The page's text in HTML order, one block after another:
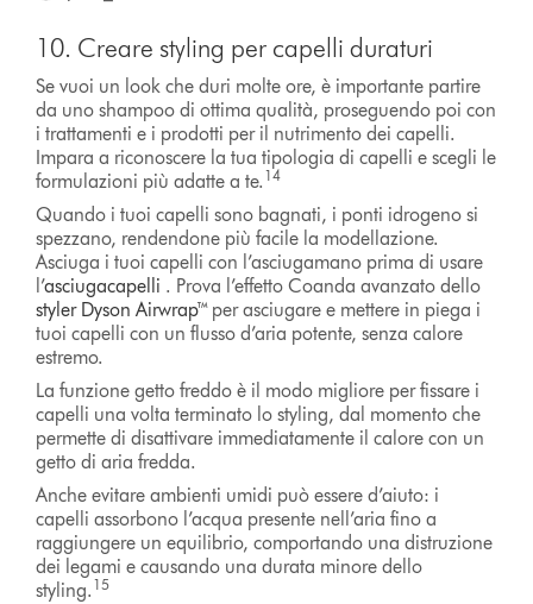
10. Creare styling per capelli duraturi
Se vuoi un look che duri molte ore, è importante partire
da uno shampoo di ottima qualità, proseguendo poi con
i trattamenti e i prodotti per il nutrimento dei capelli.
Impara a riconoscere la tua tipologia di capelli e scegli le
formulazioni più adatte a te. 14
Quando i tuoi capelli sono bagnati, i ponti idrogeno si
spezzano, rendendone più facile la modellazione.
Asciuga i tuoi capelli con l’asciugamano prima di usare
l’asciugacapelli . Prova l’effetto Coanda avanzato dello
styler Dyson Airwrap™ per asciugare e mettere in piega i
tuoi capelli con un flusso d’aria potente, senza calore
estremo.
La funzione getto freddo è il modo migliore per fissare i
capelli una volta terminato lo styling, dal momento che
permette di disattivare immediatamente il calore con un
getto di aria fredda.
Anche evitare ambienti umidi può essere d’aiuto: i
capelli assorbono l’acqua presente nell’aria fino a
raggiungere un equilibrio, comportando una distruzione
dei legami e causando una durata minore dello
styling. 15